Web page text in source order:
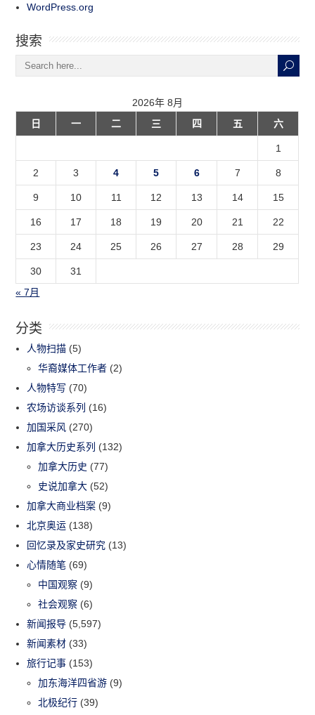
WordPress.org
搜索
2026年 8月
日
一 二 三 四 五 六
1
2 3 4 5 6 7 8
9 10 11 12 13 14 15
16 17 18 19 20 21 22
23 24 25 26 27 28 29
30
31
« 7月
分类
人物扫描 (5)
华裔媒体工作者 (2)
人物特写 (70)
农场访谈系列 (16)
加国采风 (270)
加拿大历史系列 (132)
加拿大历史 (77)
史说加拿大 (52)
加拿大商业档案 (9)
北京奥运 (138)
回忆录及家史研究 (13)
心情随笔 (69)
中国观察 (9)
社会观察 (6)
新闻报导 (5,597)
新闻素材 (33)
旅行记事 (153)
加东海洋四省游 (9)
北极纪行 (39)